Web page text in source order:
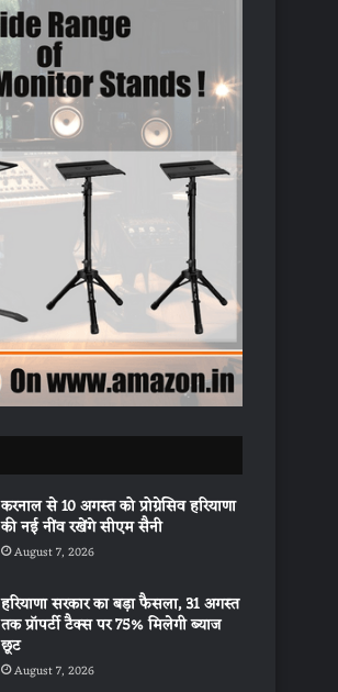
करनाल से 10 अगस्त को प्रोग्रेसिव हरियाणा
की नई नींव रखेंगे सीएम सैनी
August 7, 2026
हरियाणा सरकार का बड़ा फैसला, 31 अगस्त
तक प्रॉपर्टी टैक्स पर 75% मिलेगी ब्याज
छूट
August 7, 2026